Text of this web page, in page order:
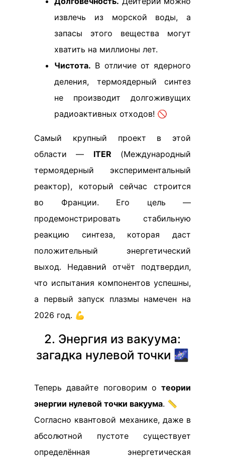
извлечь из морской воды, а
запасы этого вещества могут
хватить на миллионы лет.
Чистота. В отличие от ядерного
деления, термоядерный синтез
не производит долгоживущих
радиоактивных отходов! 🚫
Самый крупный проект в этой
области — ITER (Международный
термоядерный экспериментальный
реактор), который сейчас строится
во Франции. Его цель —
продемонстрировать стабильную
реакцию синтеза, которая даст
положительный энергетический
выход. Недавний отчёт подтвердил,
что испытания компонентов успешны,
а первый запуск плазмы намечен на
2026 год. 💪
2. Энергия из вакуума:
загадка нулевой точки 🌌
Теперь давайте поговорим о теории
энергии нулевой точки вакуума. 📏
Согласно квантовой механике, даже в
абсолютной пустоте существует
определённая энергетическая